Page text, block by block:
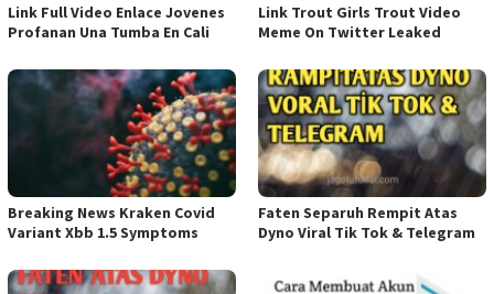
Link Full Video Enlace Jovenes
Profanan Una Tumba En Cali
Link Trout Girls Trout Video
Meme On Twitter Leaked
Breaking News Kraken Covid
Variant Xbb 1.5 Symptoms
Faten Separuh Rempit Atas
Dyno Viral Tik Tok & Telegram